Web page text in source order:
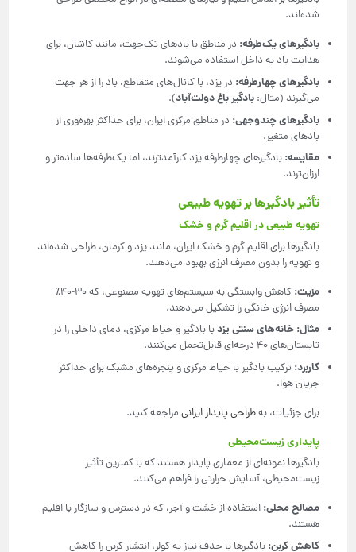
شده‌اند.
بادگیرهای یک‌طرفه: در مناطق با بادهای تک‌جهت، مانند کاشان، برای
هدایت باد به داخل استفاده می‌شوند.
بادگیرهای چهارطرفه: در یزد، با کانال‌های متقاطع، باد را از هر جهت
می‌گیرند (مثال:بادگیر باغ دولت‌آباد).
بادگیرهای چندوجهی: در مناطق مرکزی ایران، برای حداکثر بهره‌وری از
بادهای متغیر.
مقایسه: بادگیرهای چهارطرفه یزد کارآمدترند، اما یک‌طرفه‌ها ساده‌تر و
ارزان‌ترند.
تأثیر بادگیرها بر تهویه طبیعی
تهویه طبیعی در اقلیم گرم و خشک
بادگیرها برای اقلیم گرم و خشک ایران، مانند یزد و کرمان، طراحی شده‌اند
و تهویه را بدون مصرف انرژی بهبود می‌دهند.
مزیت:
کاهش وابستگی به سیستم‌های تهویه مصنوعی، که 30-40٪
مصرف انرژی خانگی را تشکیل می‌دهند.
مثال:خانه‌های سنتی یزدبا بادگیر و حیاط مرکزی، دمای داخلی را در
تابستان‌های 40 درجه‌ای قابل‌تحمل می‌کنند.
کاربرد: ترکیب بادگیر با حیاط مرکزی و پنجره‌های مشبک برای حداکثر
جریان هوا.
برای جزئیات، بهطراحی پایدار ایرانی مراجعه کنید.
پایداری زیست‌محیطی
بادگیرها نمونه‌ای از معماری پایدار هستند که با کمترین تأثیر
زیست‌محیطی، آسایش حرارتی را فراهم می‌کنند.
مصالح محلی: استفاده از خشت و آجر، که در دسترس و سازگار با اقلیم
هستند.
کاهش کربن: بادگیرها با حذف نیاز به کولر، انتشار کربن را کاهش